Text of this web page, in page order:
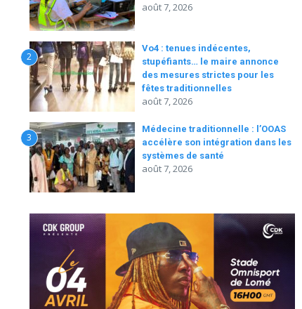
août 7, 2026
2
Vo4 : tenues indécentes,
stupéfiants… le maire annonce
des mesures strictes pour les
fêtes traditionnelles
août 7, 2026
3
Médecine traditionnelle : l’OOAS
accélère son intégration dans les
systèmes de santé
août 7, 2026